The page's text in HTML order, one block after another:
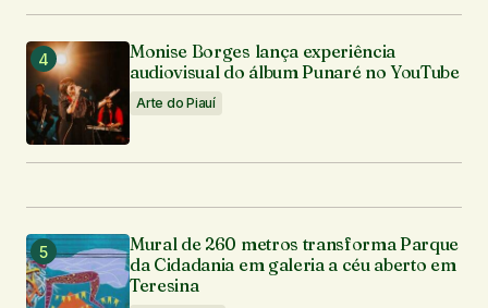
Monise Borges lança experiência
audiovisual do álbum Punaré no YouTube
Arte do Piauí
Mural de 260 metros transforma Parque
da Cidadania em galeria a céu aberto em
Teresina